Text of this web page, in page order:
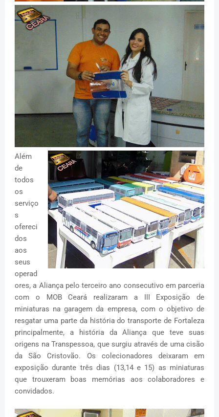
Além
de
todos
os
serviço
s
ofereci
dos
aos
seus
operad
ores, a Aliança pelo terceiro ano consecutivo em parceria
com o MOB Ceará realizaram a III Exposição de
miniaturas na garagem da empresa, com o objetivo de
resgatar uma parte da história do transporte de Fortaleza
principalmente, a história da Aliança que teve suas
origens na Transpessoa, que surgiu através de uma cisão
da São Cristovão. Os colecionadores deixaram em
exposição durante três dias (13,14 e 15) as miniaturas
que trouxeram boas memórias aos colaboradores e
convidados.